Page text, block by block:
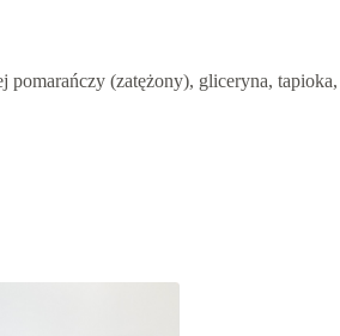
pomarańczy (zatężony), gliceryna, tapioka,